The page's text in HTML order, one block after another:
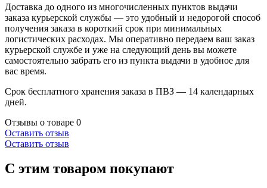
Доставка до одного из многочисленных пунктов выдачи
заказа курьерской службы — это удобный и недорогой способ
получения заказа в короткий срок при минимальных
логистических расходах. Мы оперативно передаем ваш заказ
курьерской службе и уже на следующий день вы можете
самостоятельно забрать его из пункта выдачи в удобное для
вас время.
Срок бесплатного хранения заказа в ПВЗ — 14 календарных
дней.
Отзывы о товаре 0
Оставить отзыв
Оставить отзыв
С этим товаром покупают